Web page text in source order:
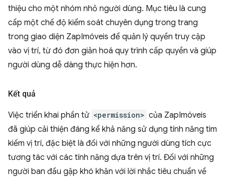
thiệu cho một nhóm nhỏ người dùng. Mục tiêu là cung
cấp một chế độ kiểm soát chuyên dụng trong trang
trong giao diện ZapImóveis để quản lý quyền truy cập
vào vị trí, từ đó đơn giản hoá quy trình cấp quyền và giúp
người dùng dễ dàng thực hiện hơn.
Kết quả
Việc triển khai phần tử <permission> của ZapImóveis
đã giúp cải thiện đáng kể khả năng sử dụng tính năng tìm
kiếm vị trí, đặc biệt là đối với những người dùng tích cực
tương tác với các tính năng dựa trên vị trí. Đối với những
người ban đầu gặp khó khăn với lời nhắc tiêu chuẩn về